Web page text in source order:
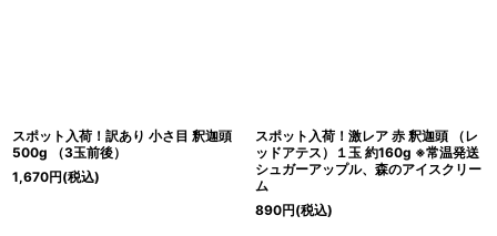
スポット入荷！訳あり 小さ目 釈迦頭
500g （3玉前後）
1,670円(税込)
スポット入荷！激レア 赤 釈迦頭 （レ
ッドアテス）１玉 約160g ※常温発送
シュガーアップル、森のアイスクリー
ム
890円(税込)